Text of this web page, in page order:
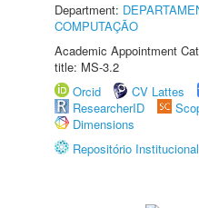
Department:
COMPUTAÇÃO
Academic Appointment
title: MS-3.2
Orcid
CV Lattes
ResearcherID
Dimensions
Repositório